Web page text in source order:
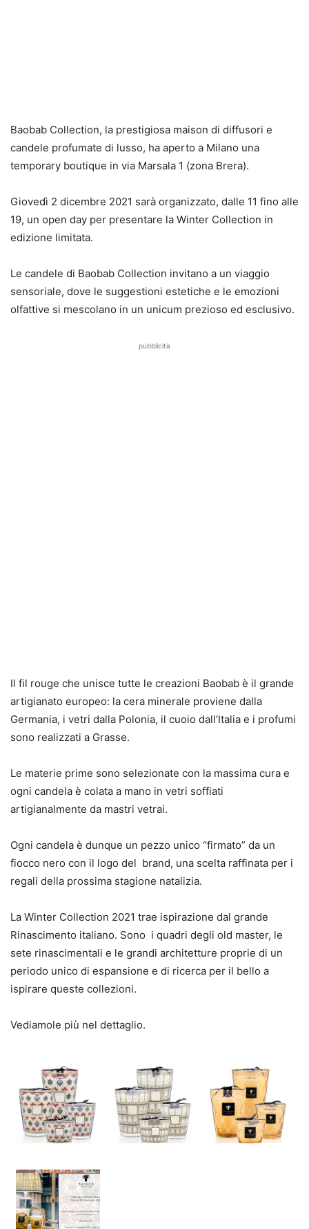
Baobab Collection, la prestigiosa maison di diffusori e
candele profumate di lusso, ha aperto a Milano una
temporary boutique in via Marsala 1 (zona Brera).
Giovedì 2 dicembre 2021 sarà organizzato, dalle 11 fino alle
19, un open day per presentare la Winter Collection in
edizione limitata.
Le candele di Baobab Collection invitano a un viaggio
sensoriale, dove le suggestioni estetiche e le emozioni
olfattive si mescolano in un unicum prezioso ed esclusivo.
pubblicità
Il fil rouge che unisce tutte le creazioni Baobab è il grande
artigianato europeo: la cera minerale proviene dalla
Germania, i vetri dalla Polonia, il cuoio dall’Italia e i profumi
sono realizzati a Grasse.
Le materie prime sono selezionate con la massima cura e
ogni candela è colata a mano in vetri soffiati
artigianalmente da mastri vetrai.
Ogni candela è dunque un pezzo unico “firmato” da un
fiocco nero con il logo del brand, una scelta raffinata per i
regali della prossima stagione natalizia.
La Winter Collection 2021 trae ispirazione dal grande
Rinascimento italiano. Sono i quadri degli old master, le
sete rinascimentali e le grandi architetture proprie di un
periodo unico di espansione e di ricerca per il bello a
ispirare queste collezioni.
Vediamole più nel dettaglio.